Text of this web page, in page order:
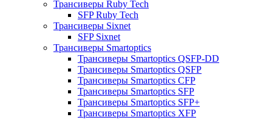
Трансиверы Ruby Tech
SFP Ruby Tech
Трансиверы Sixnet
SFP Sixnet
Трансиверы Smartoptics
Трансиверы Smartoptics QSFP-DD
Трансиверы Smartoptics QSFP
Трансиверы Smartoptics CFP
Трансиверы Smartoptics SFP
Трансиверы Smartoptics SFP+
Трансиверы Smartoptics XFP